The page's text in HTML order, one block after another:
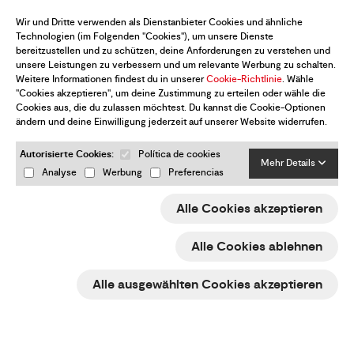
Datenschutzbestimmungen
Einkaufsbedingungen
Rechtlicher Hinweis
Cookie-Politik
e-Trade ACCIÓ
Rücksendungen & Rückerstattungen
Meine Cookie-Einstellungen ändern
Möchtest du über alle Neuigkeiten auf
dem Laufenden sein?
Wir und Dritte verwenden als Dienstanbieter Cookies und ähnliche
Technologien (im Folgenden "Cookies"), um unsere Dienste
bereitzustellen und zu schützen, deine Anforderungen zu verstehen und
unsere Leistungen zu verbessern und um relevante Werbung zu schalten.
Weitere Informationen findest du in unsererCookie-Richtlinie. Wähle
"Cookies akzeptieren", um deine Zustimmung zu erteilen oder wähle die
Cookies aus, die du zulassen möchtest. Du kannst die Cookie-Optionen
ändern und deine Einwilligung jederzeit auf unserer Website widerrufen.
Autorisierte Cookies:
Política de cookies
Analyse
Werbung Preferencias
Mehr Details
Alle Cookies akzeptieren
Alle Cookies ablehnen
Alle ausgewählten Cookies akzeptieren